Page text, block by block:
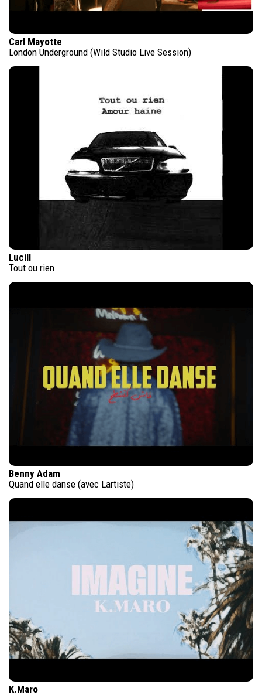
Carl Mayotte
London Underground (Wild Studio Live Session)
Lucill
Tout ou rien
Benny Adam
Quand elle danse (avec Lartiste)
K.Maro